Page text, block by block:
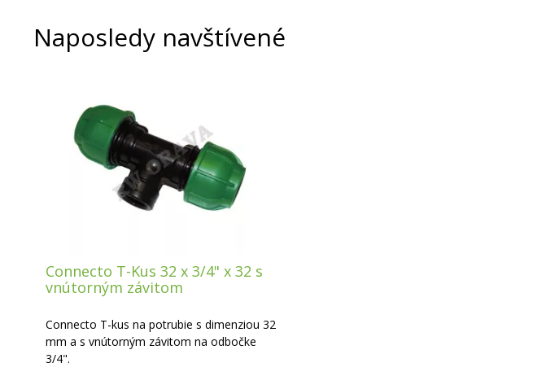
Naposledy navštívené
Connecto T-Kus 32 x 3/4" x 32 s
vnútorným závitom
Connecto T-kus na potrubie s dimenziou 32
mm a s vnútorným závitom na odbočke
3/4".